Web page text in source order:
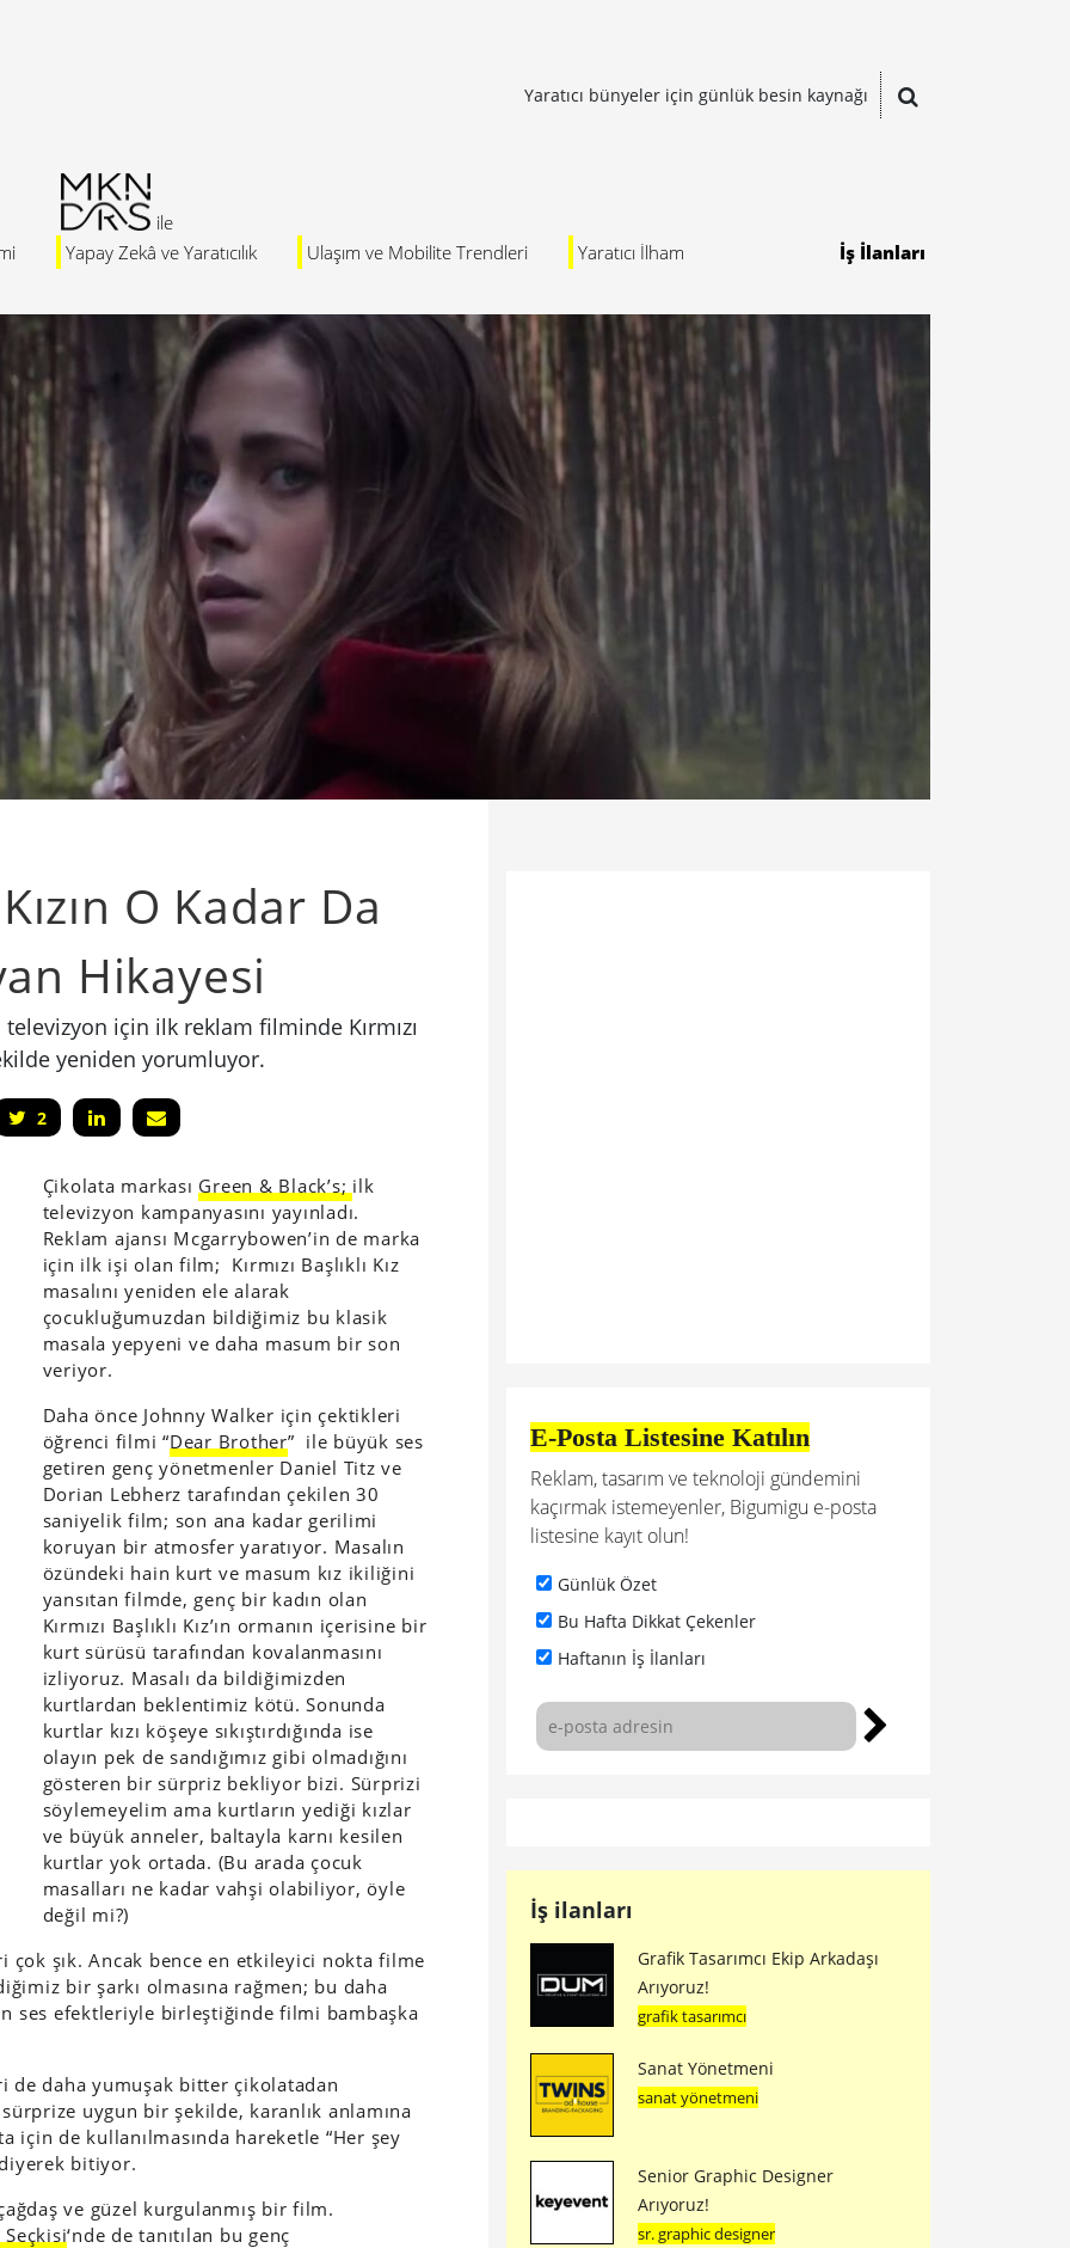
Yaratıcı bünyeler için günlük besin kaynağı
Yapay Zekâ ve Yaratıcılık Ulaşım ve Mobilite Trendleri Yaratıcı İlham İş İlanları
O Kadar Da
Hikayesi
için ilk reklam filminde Kırmızı
yeniden yorumluyor.
2
Çikolata markası Green & Black’s; ilk
televizyon kampanyasını yayınladı.
Reklam ajansı Mcgarrybowen’in de marka
için ilk işi olan film; Kırmızı Başlıklı Kız
masalını yeniden ele alarak
çocukluğumuzdan bildiğimiz bu klasik
masala yepyeni ve daha masum bir son
veriyor.
Daha önce Johnny Walker için çektikleri
öğrenci filmi “Dear Brother” ile büyük ses
getiren genç yönetmenler Daniel Titz ve
Dorian Lebherz tarafından çekilen 30
saniyelik film; son ana kadar gerilimi
koruyan bir atmosfer yaratıyor. Masalın
özündeki hain kurt ve masum kız ikiliğini
yansıtan filmde, genç bir kadın olan
Kırmızı Başlıklı Kız’ın ormanın içerisine bir
kurt sürüsü tarafından kovalanmasını
izliyoruz. Masalı da bildiğimizden
kurtlardan beklentimiz kötü. Sonunda
kurtlar kızı köşeye sıkıştırdığında ise
olayın pek de sandığımız gibi olmadığını
gösteren bir sürpriz bekliyor bizi. Sürprizi
söylemeyelim ama kurtların yediği kızlar
ve büyük anneler, baltayla karnı kesilen
kurtlar yok ortada. (Bu arada çocuk
masalları ne kadar vahşi olabiliyor, öyle
değil mi?)
şık. Ancak bence en etkileyici nokta filme
bir şarkı olmasına rağmen; bu daha
ses efektleriyle birleştiğinde filmi bambaşka
de daha yumuşak bitter çikolatadan
uygun bir şekilde, karanlık anlamına
için de kullanılmasında hareketle “Her şey
bitiyor.
ve güzel kurgulanmış bir film.
‘nde de tanıtılan bu genç
E-Posta Listesine Katılın
Reklam, tasarım ve teknoloji gündemini
kaçırmak istemeyenler, Bigumigu e-posta
listesine kayıt olun!
Günlük Özet
Bu Hafta Dikkat Çekenler
Haftanın İş İlanları
İş ilanları
Grafik Tasarımcı Ekip Arkadaşı
Arıyoruz!
grafik tasarımcı
Sanat Yönetmeni
sanat yönetmeni
Senior Graphic Designer
Arıyoruz!
sr. graphic designer